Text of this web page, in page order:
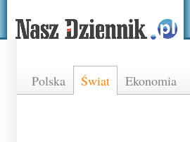
Polska Świat Ekonomia